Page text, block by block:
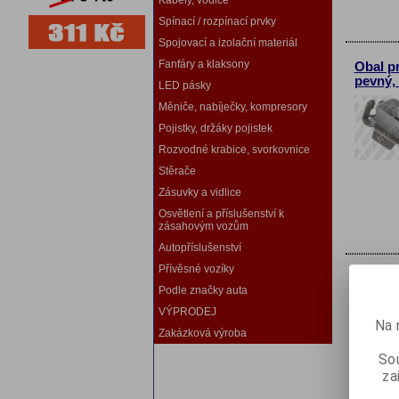
Spínací / rozpínací prvky
Spojovací a izolační materiál
Fanfáry a klaksony
LED pásky
Měniče, nabíječky, kompresory
Pojistky, držáky pojistek
Rozvodné krabice, svorkovnice
Stěrače
Zásuvky a vidlice
Osvětlení a příslušenství k
zásahovým vozům
Autopříslušenství
Přívěsné vozíky
Podle značky auta
VÝPRODEJ
Zakázková výroba
Obal
pevný,
Na